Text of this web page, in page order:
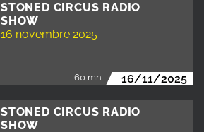
STONED CIRCUS RADIO
SHOW
16 novembre 2025
60 mn 16/11/2025
STONED CIRCUS RADIO
SHOW